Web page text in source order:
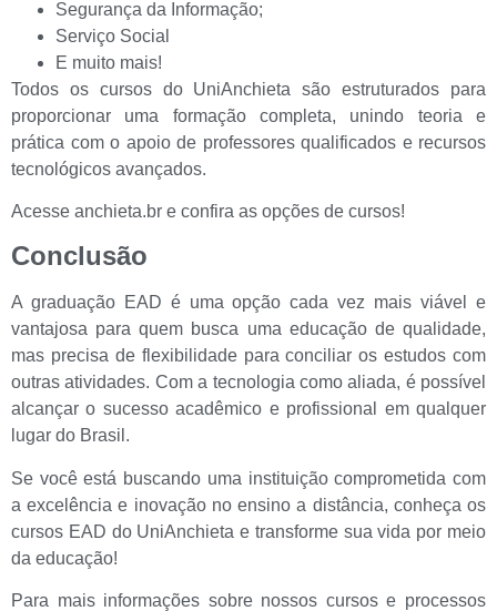
Segurança da Informação;
Serviço Social
E muito mais!
Todos os cursos do UniAnchieta são estruturados para
proporcionar uma formação completa, unindo teoria e
prática com o apoio de professores qualificados e recursos
tecnológicos avançados.
Acesse anchieta.br e confira as opções de cursos!
Conclusão
A graduação EAD é uma opção cada vez mais viável e
vantajosa para quem busca uma educação de qualidade,
mas precisa de flexibilidade para conciliar os estudos com
outras atividades. Com a tecnologia como aliada, é possível
alcançar o sucesso acadêmico e profissional em qualquer
lugar do Brasil.
Se você está buscando uma instituição comprometida com
a excelência e inovação no ensino a distância, conheça os
cursos EAD do UniAnchieta e transforme sua vida por meio
da educação!
Para mais informações sobre nossos cursos e processos